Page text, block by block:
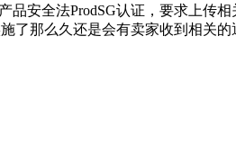
安全法ProdSG认证，要求上传
了那么久还是会有卖家收到相关的